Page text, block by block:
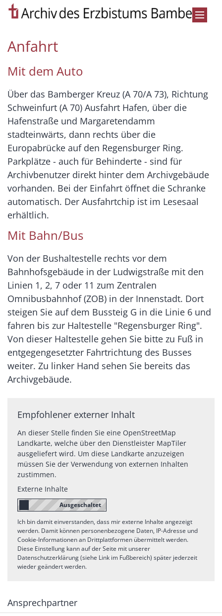
Zum Inhalt springen
Anfahrt
Mit dem Auto
Über das Bamberger Kreuz (A 70/A 73), Richtung
Schweinfurt (A 70) Ausfahrt Hafen, über die
Hafenstraße und Margaretendamm
stadteinwärts, dann rechts über die
Europabrücke auf den Regensburger Ring.
Parkplätze - auch für Behinderte - sind für
Archivbenutzer direkt hinter dem Archivgebäude
vorhanden. Bei der Einfahrt öffnet die Schranke
automatisch. Der Ausfahrtchip ist im Lesesaal
erhältlich.
Mit Bahn/Bus
Von der Bushaltestelle rechts vor dem
Bahnhofsgebäude in der Ludwigstraße mit den
Linien 1, 2, 7 oder 11 zum Zentralen
Omnibusbahnhof (ZOB) in der Innenstadt. Dort
steigen Sie auf dem Bussteig G in die Linie 6 und
fahren bis zur Haltestelle "Regensburger Ring".
Von dieser Haltestelle gehen Sie bitte zu Fuß in
entgegengesetzter Fahrtrichtung des Busses
weiter. Zu linker Hand sehen Sie bereits das
Archivgebäude.
Empfohlener externer Inhalt
An dieser Stelle finden Sie eine OpenStreetMap
Landkarte, welche über den Dienstleister MapTiler
ausgeliefert wird. Um diese Landkarte anzuzeigen
müssen Sie der Verwendung von externen Inhalten
zustimmen.
Externe Inhalte
Ich bin damit einverstanden, dass mir externe Inhalte angezeigt
werden. Damit können personenbezogene Daten, IP-Adresse und
Cookie-Informationen an Drittplattformen übermittelt werden.
Diese Einstellung kann auf der Seite mit unserer
Datenschutzerklärung (siehe Link im Fußbereich) später jederzeit
wieder geändert werden.
Ansprechpartner